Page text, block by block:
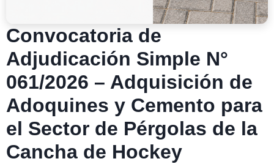
Convocatoria de
Adjudicación Simple N°
061/2026 – Adquisición de
Adoquines y Cemento para
el Sector de Pérgolas de la
Cancha de Hockey